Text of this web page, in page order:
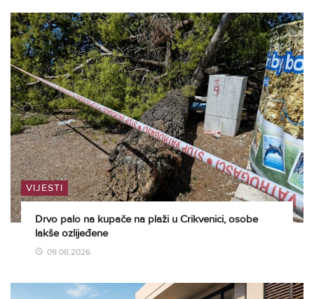
VIJESTI
Drvo palo na kupače na plaži u Crikvenici, osobe
lakše ozlijeđene
09.08.2026